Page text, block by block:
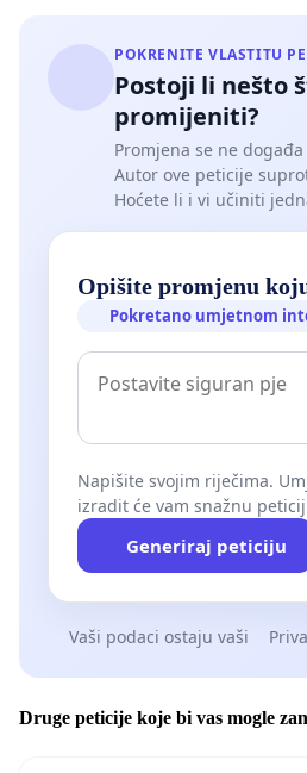
POKRENITE VLASTITU
Postoji li nešto
promijeniti?
Promjena se ne
Autor ove peticije
Hoćete li i vi učiniti
Opišite promjenu
Pokretano umjetnom
Napišite svojim riječima.
izradit će vam snažnu
Generiraj peticiju
Vaši podaci ostaju vaši
Druge peticije koje bi vas mogle